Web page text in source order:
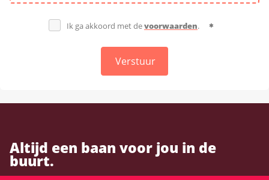
Ik ga akkoord met devoorwaarden.
Verstuur
Altijd een baan voor jou in de
buurt.